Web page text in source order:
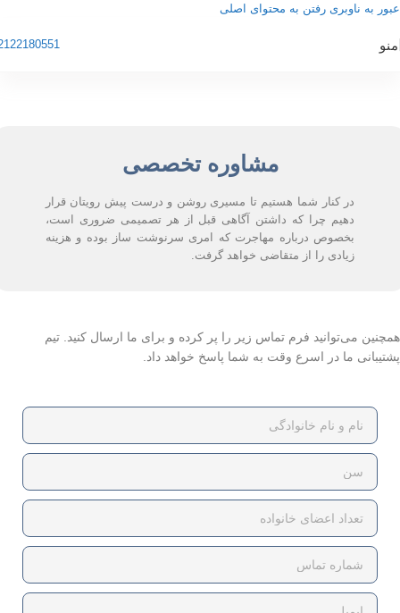
عبور به ناوبری رفتن به محتوای اصلی
منو
مشاوره تخصصی
در کنار شما هستیم تا مسیری روشن و درست پیش رویتان قرار
دهیم چرا که داشتن آگاهی قبل از هر تصمیمی ضروری است،
بخصوص درباره مهاجرت که امری سرنوشت ساز بوده و هزینه
زیادی را از متقاضی خواهد گرفت.
همچنین می‌توانید فرم تماس زیر را پر کرده و برای ما ارسال کنید. تیم
پشتیبانی ما در اسرع وقت به شما پاسخ خواهد داد.